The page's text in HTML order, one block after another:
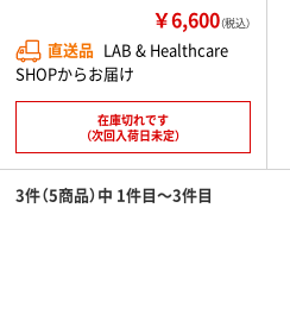
￥6,600（税込）
直送品 LAB & Healthcare
SHOPからお届け
在庫切れです
（次回入荷日未定）
3件（5商品）中 1件目～3件目